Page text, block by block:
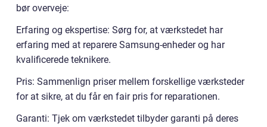
bør overveje:
Erfaring og ekspertise: Sørg for, at værkstedet har
erfaring med at reparere Samsung-enheder og har
kvalificerede teknikere.
Pris: Sammenlign priser mellem forskellige værksteder
for at sikre, at du får en fair pris for reparationen.
Garanti: Tjek om værkstedet tilbyder garanti på deres